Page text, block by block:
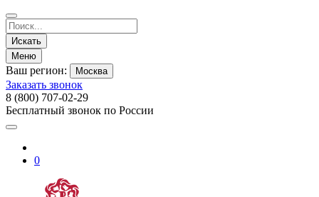
Искать
Меню
Ваш регион: Москва
Заказать звонок
8 (800) 707-02-29
Бесплатный звонок по России
0